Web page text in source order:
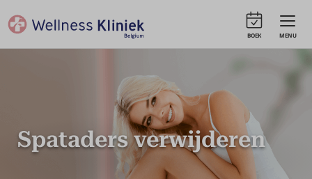
MENU
BOEK
Spataders verwijderen